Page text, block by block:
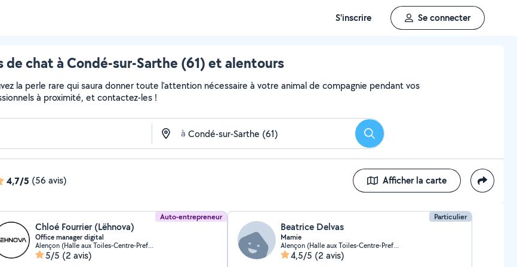
S'inscrire Se connecter
de chat à Condé-sur-Sarthe (61) et alentours
la perle rare qui saura donner toute l'attention nécessaire à votre animal de compagnie pendant vos
à proximité, et contactez-les !
à Rechercher
4,7/5 (56 avis) Afficher la carte
Auto-entrepreneur
Chloé Fourrier (Lëhnova)
Office manager digital
Alençon (Halle aux Toiles-Centre-Prefecture)
5/5 (2 avis)
Particulier
Beatrice Delvas
Mamie
Alençon (Halle aux Toiles-Centre-Prefecture)
4,5/5 (2 avis)